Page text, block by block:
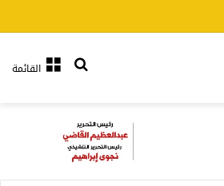
القائمةبحث عن